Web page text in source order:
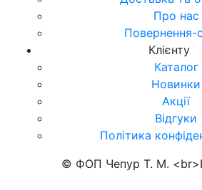
Про нас
Повернення-
Клієнту
Каталог
Новинки
Акції
Відгуки
Політика
© ФОП Чепур Т. М.